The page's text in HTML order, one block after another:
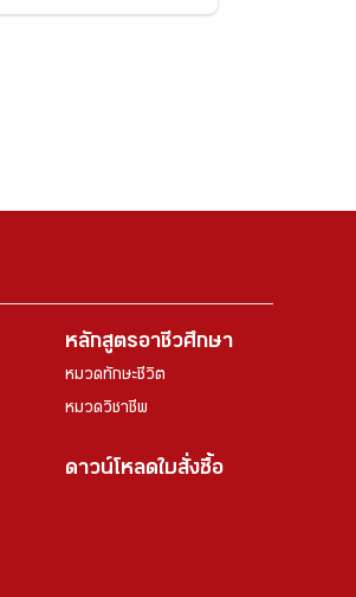
หลักสูตรอาชีวศึกษา
หมวดทักษะชีวิต
หมวดวิชาชีพ
ดาวน์โหลดใบสั่งซื้อ